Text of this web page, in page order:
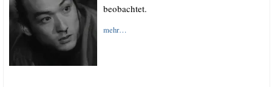
beobachtet.
mehr…